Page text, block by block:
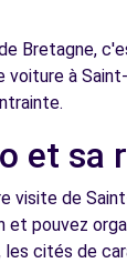
Bretagne,
voiture à
et sa
de
pouvez
cités de